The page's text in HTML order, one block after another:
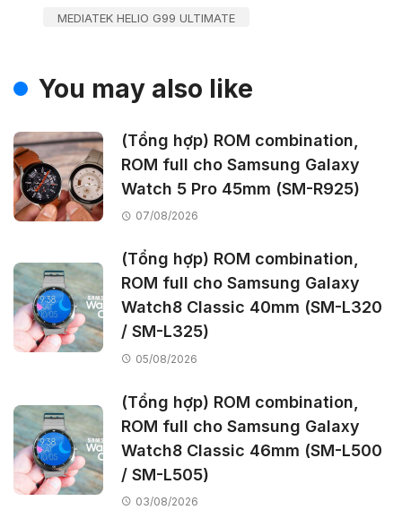
MEDIATEK HELIO G99 ULTIMATE
You may also like
(Tổng hợp) ROM combination,
ROM full cho Samsung Galaxy
Watch 5 Pro 45mm (SM-R925)
07/08/2026
(Tổng hợp) ROM combination,
ROM full cho Samsung Galaxy
Watch8 Classic 40mm (SM-L320
/ SM-L325)
05/08/2026
(Tổng hợp) ROM combination,
ROM full cho Samsung Galaxy
Watch8 Classic 46mm (SM-L500
/ SM-L505)
03/08/2026